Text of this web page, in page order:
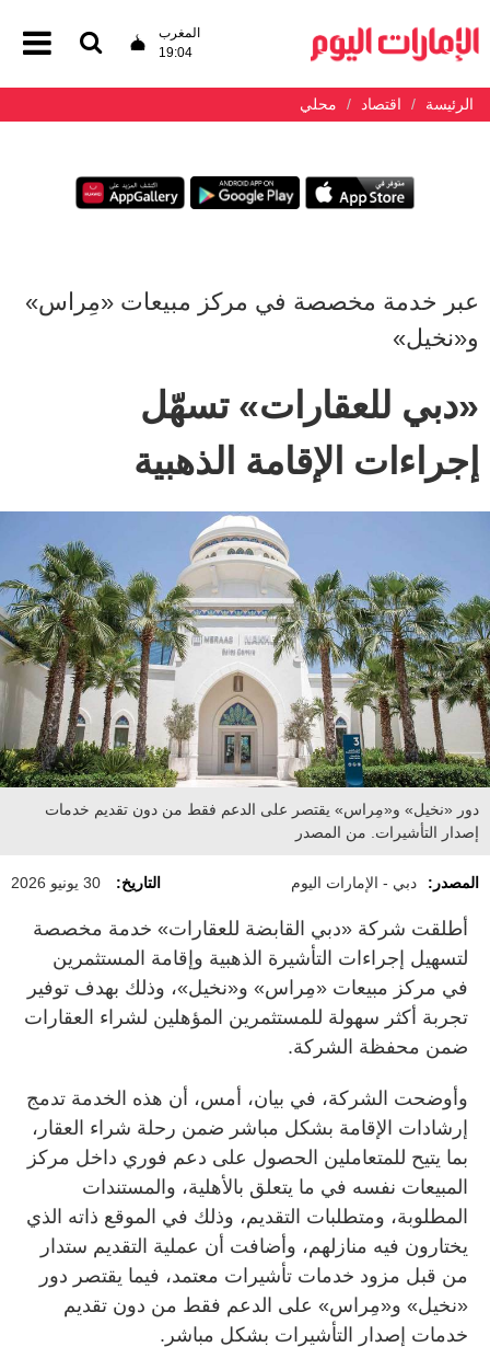
المغرب
19:04
الرئيسة اقتصاد محلي
عبر خدمة مخصصة في مركز مبيعات «مِراس»
و«نخيل»
«دبي للعقارات» تسهّل
إجراءات الإقامة الذهبية
دور «نخيل» و«مِراس» يقتصر على الدعم فقط من دون تقديم خدمات
إصدار التأشيرات. من المصدر
المصدر: دبي - الإمارات اليوم التاريخ: 30 يونيو 2026
أطلقت شركة «دبي القابضة للعقارات» خدمة مخصصة
لتسهيل إجراءات التأشيرة الذهبية وإقامة المستثمرين
في مركز مبيعات «مِراس» و«نخيل»، وذلك بهدف توفير
تجربة أكثر سهولة للمستثمرين المؤهلين لشراء العقارات
ضمن محفظة الشركة.
وأوضحت الشركة، في بيان، أمس، أن هذه الخدمة تدمج
إرشادات الإقامة بشكل مباشر ضمن رحلة شراء العقار،
بما يتيح للمتعاملين الحصول على دعم فوري داخل مركز
المبيعات نفسه في ما يتعلق بالأهلية، والمستندات
المطلوبة، ومتطلبات التقديم، وذلك في الموقع ذاته الذي
يختارون فيه منازلهم، وأضافت أن عملية التقديم ستدار
من قبل مزود خدمات تأشيرات معتمد، فيما يقتصر دور
«نخيل» و«مِراس» على الدعم فقط من دون تقديم
خدمات إصدار التأشيرات بشكل مباشر.